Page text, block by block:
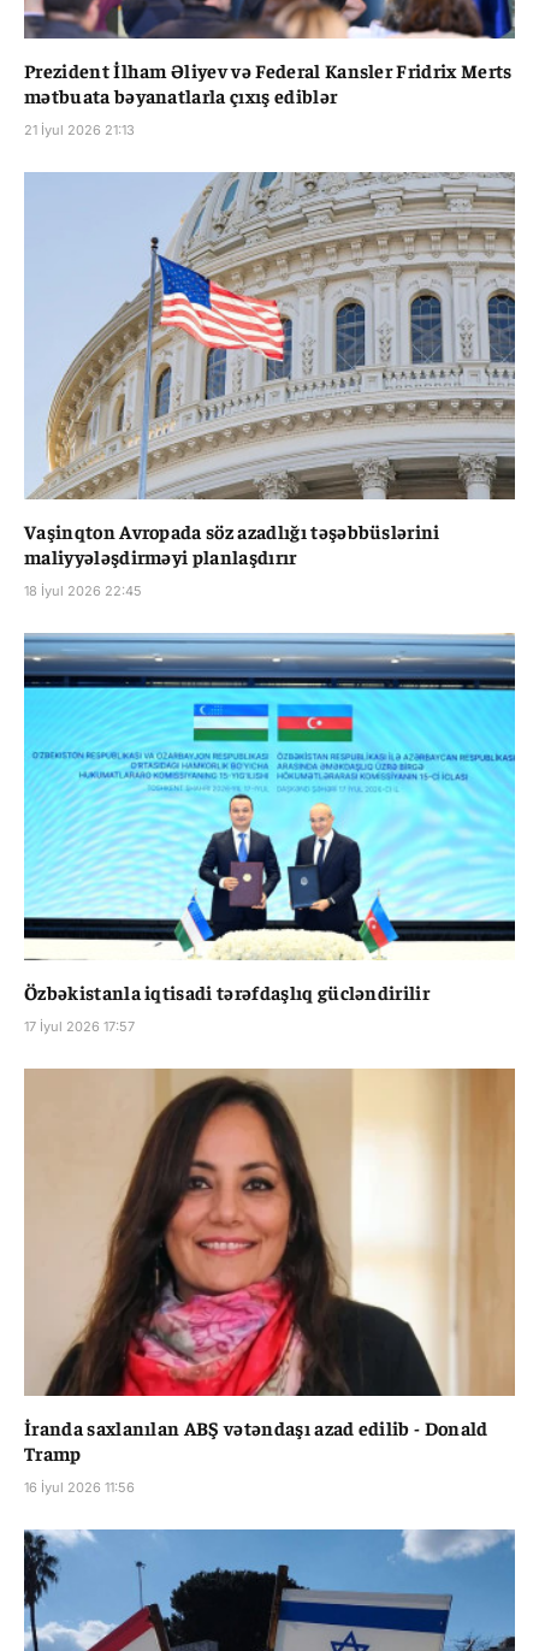
Prezident İlham Əliyev və Federal Kansler Fridrix Merts
mətbuata bəyanatlarla çıxış ediblər
21 İyul 2026 21:13
Vaşinqton Avropada söz azadlığı təşəbbüslərini
maliyyələşdirməyi planlaşdırır
18 İyul 2026 22:45
Özbəkistanla iqtisadi tərəfdaşlıq gücləndirilir
17 İyul 2026 17:57
İranda saxlanılan ABŞ vətəndaşı azad edilib - Donald
Tramp
16 İyul 2026 11:56